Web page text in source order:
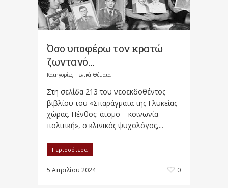
Όσο υποφέρω τον κρατώ
ζωντανό…
Κατηγορίες: Γενικά Θέματα
Στη σελίδα 213 του νεοεκδοθέντος
βιβλίου του «Σπαράγματα της Γλυκείας
χώρας. Πένθος: άτομο – κοινωνία –
πολιτική», ο κλινικός ψυχολόγος,...
Περισσότερα
5 Απριλίου 2024 0